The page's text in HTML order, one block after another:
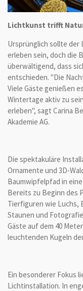
Lichtkunst trifft
Ursprünglich sollte der
erleben sein, doch die
überwältigend, dass
entschieden. "Die
Viele Gäste genießen
Wintertage aktiv zu
erleben", sagt Carina
Akademie AG.
Die spektakuläre
Ornamente und 3D-
Baumwipfelpfad in
Bereits zu Beginn des
Tierfiguren wie Luchs,
Staunen und
Gäste auf dem 40
leuchtenden Kugeln
Ein besonderer Fokus
Lichtinstallation. In